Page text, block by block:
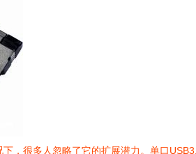
，很多人忽略了它的扩展潜力。单口